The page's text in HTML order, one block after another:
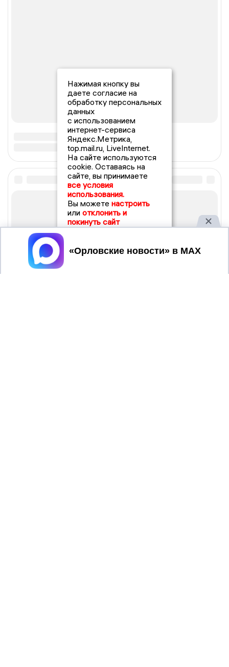
Нажимая кнопку вы
даете согласие на
обработку персональных
данных
с использованием
интернет-сервиса
Яндекс.Метрика,
top.mail.ru, LiveInternet.
На сайте используются
cookie. Оставаясь на
сайте, вы принимаете
все условия
использования.
Вы можете настроить
или отклонить и
покинуть сайт
Принять